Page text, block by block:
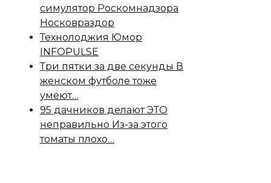
симулятор Роскомнадзора
Носковраздор
Технолоджия Юмор
INFOPULSE
Три пятки за две секунды В
женском футболе тоже
умеют…
95 дачников делают ЭТО
неправильно Из-за этого
томаты плохо…